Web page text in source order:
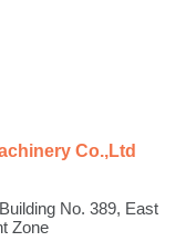
Co.,Ltd
No. 389, East
Zone